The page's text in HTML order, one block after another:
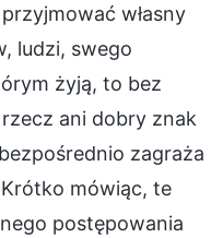
własny
ludzi, swego
żyją, to bez
ani dobry znak
zagraża
mówiąc, te
postępowania